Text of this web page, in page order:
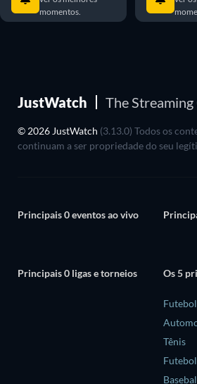
momentos.
JustWatch The
© 2026 JustWatch (3.13.0) Todos os
continuam a ser propriedade do seu
Principais 0 eventos ao vivo
Principais 0 ligas e torneios Os 5
Futebol
Tênis